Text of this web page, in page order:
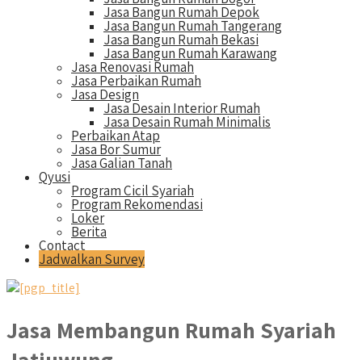
Jasa Bangun Rumah Depok
Jasa Bangun Rumah Tangerang
Jasa Bangun Rumah Bekasi
Jasa Bangun Rumah Karawang
Jasa Renovasi Rumah
Jasa Perbaikan Rumah
Jasa Design
Jasa Desain Interior Rumah
Jasa Desain Rumah Minimalis
Perbaikan Atap
Jasa Bor Sumur
Jasa Galian Tanah
Qyusi
Program Cicil Syariah
Program Rekomendasi
Loker
Berita
Contact
Jadwalkan Survey
Jasa Membangun Rumah Syariah